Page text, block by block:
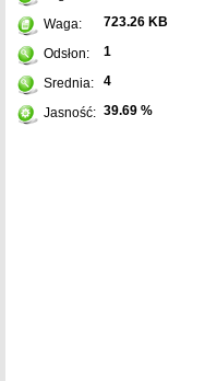
Waga: 723.26 KB
Odsłon: 1
Srednia: 4
Jasność: 39.69 %